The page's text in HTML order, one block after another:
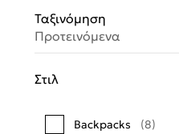
Ταξινόμηση
Προτεινόμενα
Στιλ
Backpacks (8)